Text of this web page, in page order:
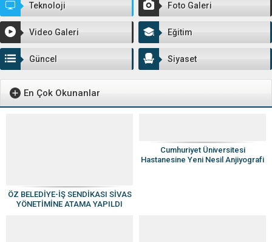
Teknoloji Foto Galeri
Video Galeri Eğitim
Güncel Siyaset
En Çok Okunanlar
ÖZ BELEDİYE-İŞ SENDİKASI SİVAS
YÖNETİMİNE ATAMA YAPILDI
Cumhuriyet Üniversitesi
Hastanesine Yeni Nesil Anjiyografi